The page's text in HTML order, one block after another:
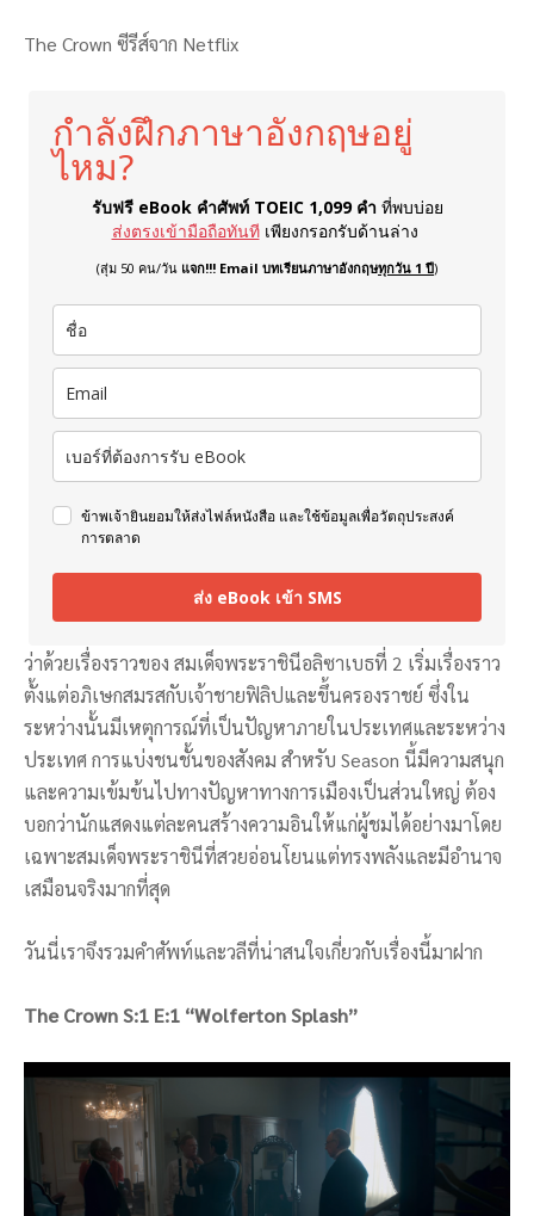
The Crown ซีรีส์จาก Netflix
กำลังฝึกภาษาอังกฤษอยู่
ไหม?
รับฟรี eBook คำศัพท์ TOEIC 1,099 คำ ที่พบบ่อย
ส่งตรงเข้ามือถือทันที เพียงกรอกรับด้านล่าง
(สุ่ม 50 คน/วัน แจก!!! Email บทเรียนภาษาอังกฤษทุกวัน 1 ปี)
ข้าพเจ้ายินยอมให้ส่งไฟล์หนังสือ และใช้ข้อมูลเพื่อวัตถุประสงค์
การตลาด
ส่ง eBook เข้า SMS
ว่าด้วยเรื่องราวของ สมเด็จพระราชินีอลิซาเบธที่ 2 เริ่มเรื่องราว
ตั้งแต่อภิเษกสมรสกับเจ้าชายฟิลิปและขึ้นครองราชย์ ซึ่งใน
ระหว่างนั้นมีเหตุการณ์ที่เป็นปัญหาภายในประเทศและระหว่าง
ประเทศ การแบ่งชนชั้นของสังคม สำหรับ Season นี้มีความสนุก
และความเข้มข้นไปทางปัญหาทางการเมืองเป็นส่วนใหญ่ ต้อง
บอกว่านักแสดงแต่ละคนสร้างความอินให้แก่ผู้ชมได้อย่างมาโดย
เฉพาะสมเด็จพระราชินีที่สวยอ่อนโยนแต่ทรงพลังและมีอำนาจ
เสมือนจริงมากที่สุด
วันนี่เราจึงรวมคำศัพท์และวลีที่น่าสนใจเกี่ยวกับเรื่องนี้มาฝาก
The Crown S:1 E:1 “Wolferton Splash”